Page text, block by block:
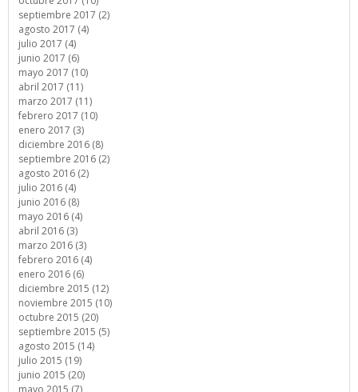
septiembre 2017 (2)
agosto 2017 (4)
julio 2017 (4)
junio 2017 (6)
mayo 2017 (10)
abril 2017 (11)
marzo 2017 (11)
febrero 2017 (10)
enero 2017 (3)
diciembre 2016 (8)
septiembre 2016 (2)
agosto 2016 (2)
julio 2016 (4)
junio 2016 (8)
mayo 2016 (4)
abril 2016 (3)
marzo 2016 (3)
febrero 2016 (4)
enero 2016 (6)
diciembre 2015 (12)
noviembre 2015 (10)
octubre 2015 (20)
septiembre 2015 (5)
agosto 2015 (14)
julio 2015 (19)
junio 2015 (20)
mayo 2015 (7)